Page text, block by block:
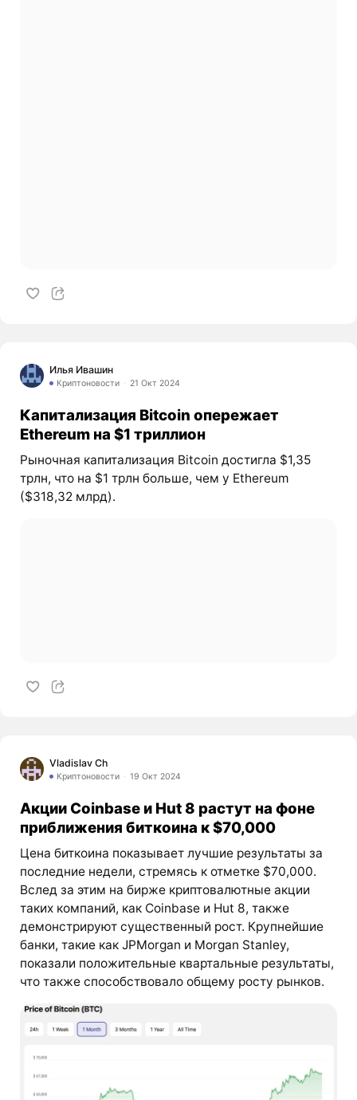
Илья Ивашин
Криптоновости 21 Окт 2024
Капитализация Bitcoin опережает
Ethereum на $1 триллион
Рыночная капитализация Bitcoin достигла $1,35
трлн, что на $1 трлн больше, чем у Ethereum
($318,32 млрд).
Vladislav Ch
Криптоновости 19 Окт 2024
Акции Coinbase и Hut 8 растут на фоне
приближения биткоина к $70,000
Цена биткоина показывает лучшие результаты за
последние недели, стремясь к отметке $70,000.
Вслед за этим на бирже криптовалютные акции
таких компаний, как Coinbase и Hut 8, также
демонстрируют существенный рост. Крупнейшие
банки, такие как JPMorgan и Morgan Stanley,
показали положительные квартальные результаты,
что также способствовало общему росту рынков.